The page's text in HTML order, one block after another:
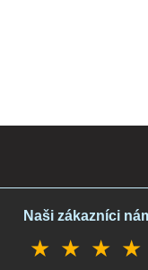
Naši zákazníci
★ ★ ★ ★